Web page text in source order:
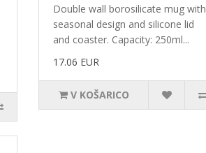
Double wall borosilicate mug with
seasonal design and silicone lid
and coaster. Capacity: 250ml...
17.06 EUR
V KOŠARICO